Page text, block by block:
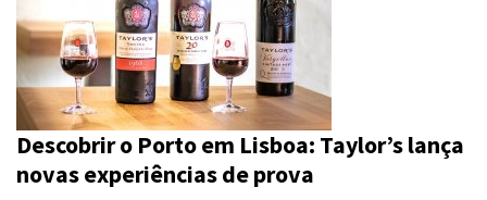
Economia
Gastronomia
Telecomunicações
Turismo e Lazer
Descobrir o Porto em Lisboa: Taylor’s lança
novas experiências de prova